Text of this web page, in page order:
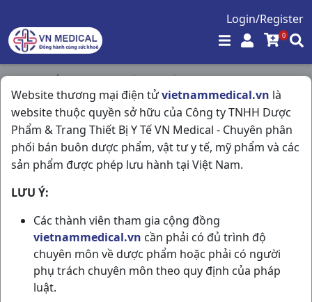
Login/Register
0
Website thương mại điện tửvietnammedical.vn là
website thuộc quyền sở hữu của Công ty TNHH Dược
Phẩm & Trang Thiết Bị Y Tế VN Medical - Chuyên phân
phối bán buôn dược phẩm, vật tư y tế, mỹ phẩm và các
sản phẩm được phép lưu hành tại Việt Nam.
LƯU Ý:
Các thành viên tham gia cộng đồng
vietnammedical.vn cần phải có đủ trình độ
chuyên môn về dược phẩm hoặc phải có người
phụ trách chuyên môn theo quy định của pháp
luật.
Trang chủ / Trang Thiết Bị Y Tế /
Bcs Michio H144cái Japan